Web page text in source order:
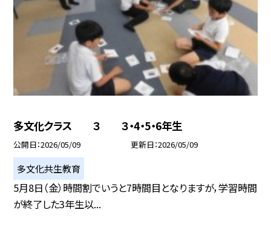
多文化クラス ３ ３・4・5・6年生
公開日 2026/05/09 更新日 2026/05/09
多文化共生教育
5月8日（金）時間割でいうと7時間目となりますが，学習時間
が終了した3年生以...